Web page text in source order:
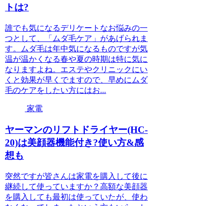
トは?
誰でも気になるデリケートなお悩みの一
つとして、「ムダ毛ケア」があげられま
す。ムダ毛は年中気になるものですが気
温が温かくなる春や夏の時期は特に気に
なりますよね。エステやクリニックにい
くと効果が早くでますので、早めにムダ
毛のケアをしたい方にはお...
家電
ヤーマンのリフトドライヤー(HC-
20)は美顔器機能付き?使い方&感
想も
突然ですが皆さんは家電を購入して後に
継続して使っていますか？高額な美顔器
を購入しても最初は使っていたが、使わ